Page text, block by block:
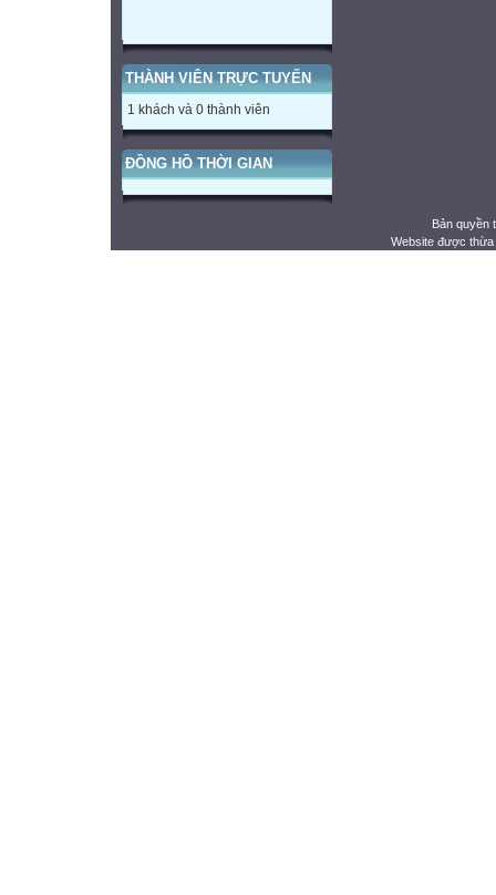
THÀNH VIÊN TRỰC TUYẾN
1 khách và 0 thành viên
ĐỒNG HỒ THỜI GIAN
Bản quyền
Website được